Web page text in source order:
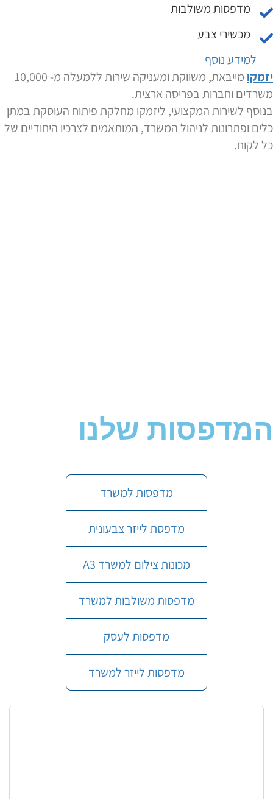
מדפסות משולבות
מכשירי צבע
למידע נוסף
יזמקו
מייבאת, משווקת ומעניקה שירות ללמעלה מ- 10,000
משרדים וחברות בפריסה ארצית.
בנוסף לשירות המקצועי, ליזמקו מחלקת פיתוח העוסקת במתן
כלים ופתרונות לניהול המשרד, המותאמים לצרכיו היחודיים של
כל לקוח.
המדפסות שלנו
מדפסות למשרד
מדפסת לייזר צבעונית
מכונות צילום למשרד A3
מדפסות משולבות למשרד
מדפסות לעסק
מדפסות לייזר למשרד